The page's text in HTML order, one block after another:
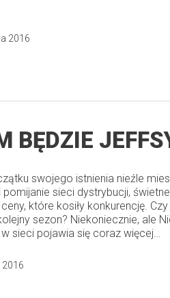
2016
BĘDZIE
swojego istnienia nieźle
sieci dystrybucji, świetne
które kosiły konkurencję.
sezon? Niekoniecznie, ale
sieci pojawia się coraz więcej…